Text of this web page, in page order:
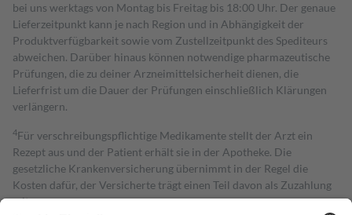
bei uns werktags von Montag bis Freitag bis 18:00 Uhr. Der genaue
Lieferzeitpunkt kann je nach Region und in Abhängigkeit der
Produktverfügbarkeit sowie vom Zustellzeitpunkt des Spediteurs
abweichen. Darüber hinaus können notwendige pharmazeutische
Prüfungen, die zu deiner Arzneimittelsicherheit dienen, die
Lieferfrist um die Dauer der Prüfungen einschließlich Klärungen
verlängern.
4Für verschreibungspflichtige Medikamente stellt der Arzt ein
Rezept aus und der Patient erhält sie in der Apotheke. Die
gesetzliche Krankenversicherung übernimmt in der Regel die
Kosten dafür, der Versicherte trägt einen Teil davon als Zuzahlung
mit.